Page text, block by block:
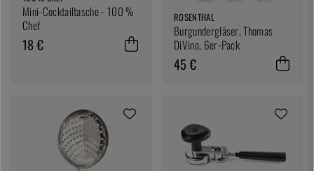
Mini-Cocktailtasche - 100 %
Chef
18 €
ROSENTHAL
Burgundergläser, Thomas
DiVino, 6er-Pack
45 €